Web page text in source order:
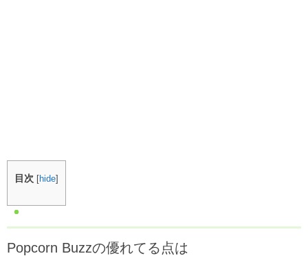
目次 [hide]
Popcorn Buzzの優れてる点は